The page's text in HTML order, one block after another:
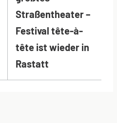
Straßentheater –
Festival tête-à-
tête ist wieder in
Rastatt